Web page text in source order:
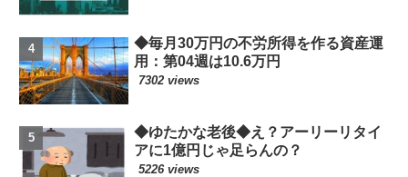
◆毎月30万円の不労所得を作る資産運
用：第04週は10.6万円
7302 views
◆ゆたかな老後◆え？アーリーリタイ
アに1億円じゃ足らんの？
5226 views